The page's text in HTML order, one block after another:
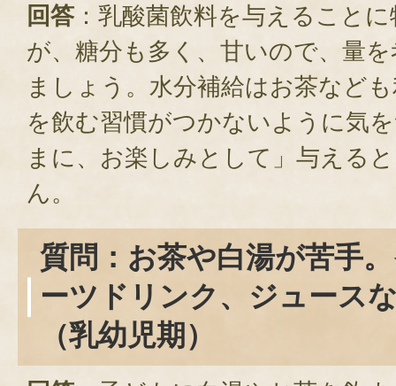
回答：乳酸菌飲料を与えること
が、糖分も多く、甘いので、量
ましょう。水分補給はお茶など
を飲む習慣がつかないように気
まに、お楽しみとして」与える
ん。
質問：お茶や白湯が苦手
ーツドリンク、ジュース
（乳幼児期）